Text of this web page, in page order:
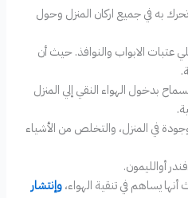
به في جميع اركان المنزل وحول
عتبات الابواب والنوافذ. حيث أن
بدخول الهواء النقي إلي المنزل
في المنزل، والتخلص من الأشياء
أوالليمون.
يساهم في تنقية الهواء،وإنتشار